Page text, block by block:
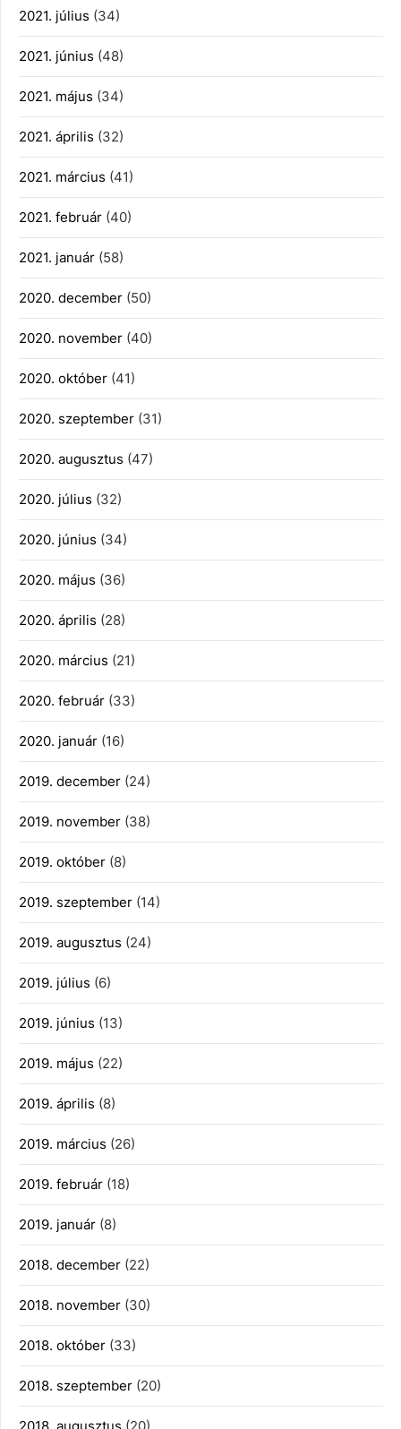
2021. július (34)
2021. június (48)
2021. május (34)
2021. április (32)
2021. március (41)
2021. február (40)
2021. január (58)
2020. december (50)
2020. november (40)
2020. október (41)
2020. szeptember (31)
2020. augusztus (47)
2020. július (32)
2020. június (34)
2020. május (36)
2020. április (28)
2020. március (21)
2020. február (33)
2020. január (16)
2019. december (24)
2019. november (38)
2019. október (8)
2019. szeptember (14)
2019. augusztus (24)
2019. július (6)
2019. június (13)
2019. május (22)
2019. április (8)
2019. március (26)
2019. február (18)
2019. január (8)
2018. december (22)
2018. november (30)
2018. október (33)
2018. szeptember (20)